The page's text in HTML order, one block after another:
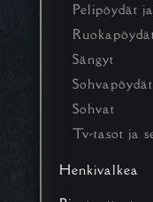
Pelipöydät
Sängyt
Sohvapöydät
Sohvat
Tv-tasot ja
Henkivalkea